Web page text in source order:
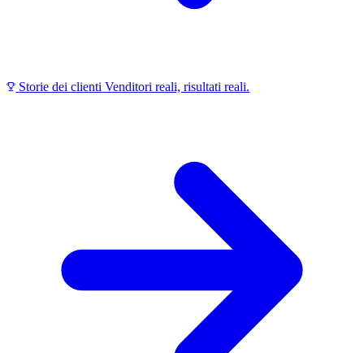
Storie dei clienti Venditori reali, risultati reali.